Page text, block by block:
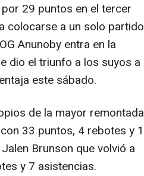
29 puntos en el tercer
colocarse a un solo partido
Anunoby entra en la
dio el triunfo a los suyos a
este sábado.
de la mayor remontada
33 puntos, 4 rebotes y 1
Brunson que volvió a
y 7 asistencias.